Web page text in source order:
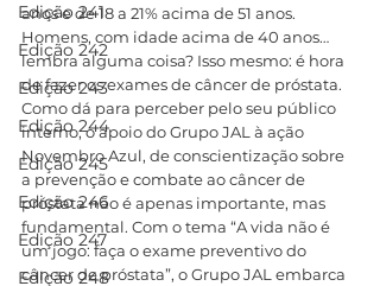
Edição 241
Edição 242
Edição 243
Edição 244
Edição 245
Edição 246
Edição 247
Edição 248
anos e de 18 a 21% acima de 51 anos.
Homens, com idade acima de 40 anos…
lembra alguma coisa? Isso mesmo: é hora
de fazer os exames de câncer de próstata.
Como dá para perceber pelo seu público
interno, o apoio do Grupo JAL à ação
Novembro Azul, de conscientização sobre
a prevenção e combate ao câncer de
próstata não é apenas importante, mas
fundamental. Com o tema “A vida não é
um jogo: faça o exame preventivo do
câncer de próstata”, o Grupo JAL embarca